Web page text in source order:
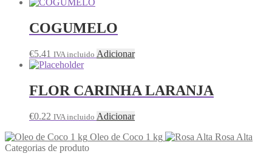
COGUMELO
€5.41 IVA incluido Adicionar
FLOR CARINHA LARANJA
€0.22 IVA incluido Adicionar
Oleo de Coco 1 kg
Rosa Alta
Categorias de produto